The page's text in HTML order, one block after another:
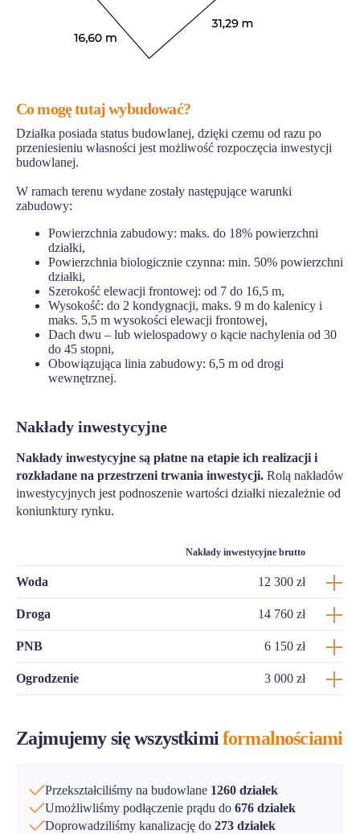
Co mogę tutaj wybudować?
Działka posiada status budowlanej, dzięki czemu od razu po
przeniesieniu własności jest możliwość rozpoczęcia inwestycji
budowlanej.
W ramach terenu wydane zostały następujące warunki
zabudowy:
Powierzchnia zabudowy: maks. do 18% powierzchni
działki,
Powierzchnia biologicznie czynna: min. 50% powierzchni
działki,
Szerokość elewacji frontowej: od 7 do 16,5 m,
Wysokość: do 2 kondygnacji, maks. 9 m do kalenicy i
maks. 5,5 m wysokości elewacji frontowej,
Dach dwu – lub wielospadowy o kącie nachylenia od 30
do 45 stopni,
Obowiązująca linia zabudowy: 6,5 m od drogi
wewnętrznej.
Nakłady inwestycyjne
Nakłady inwestycyjne są płatne na etapie ich realizacji i
rozkładane na przestrzeni trwania inwestycji. Rolą nakładów
inwestycyjnych jest podnoszenie wartości działki niezależnie od
koniunktury rynku.
Nakłady inwestycyjne brutto
Woda 12 300 zł
Droga 14 760 zł
PNB 6 150 zł
Ogrodzenie 3 000 zł
Zajmujemy się wszystkimiformalnościami
Przekształciliśmy na budowlane 1260 działek
Umożliwliśmy podłączenie prądu do 676 działek
Doprowadziliśmy kanalizację do 273 działek